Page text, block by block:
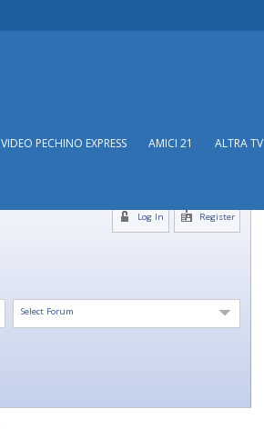
VIDEO PECHINO EXPRESS AMICI 21 ALTRA TV
Register
Log In
Select Forum